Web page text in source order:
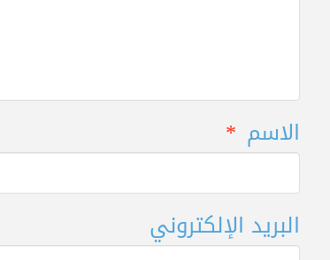
الاسم *
البريد الإلكتروني